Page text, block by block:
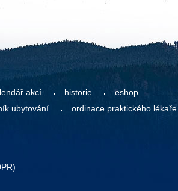
akcí historie
eshop
ubytování ordinace praktického lékaře